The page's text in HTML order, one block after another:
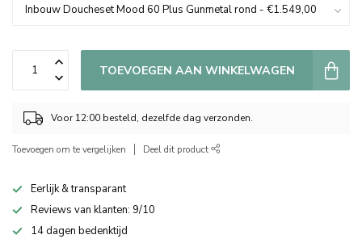
TOEVOEGEN AAN WINKELWAGEN
Voor 12:00 besteld, dezelfde dag verzonden.
Toevoegen om te vergelijken Deel dit product
Eerlijk & transparant
Reviews van klanten: 9/10
14 dagen bedenktijd